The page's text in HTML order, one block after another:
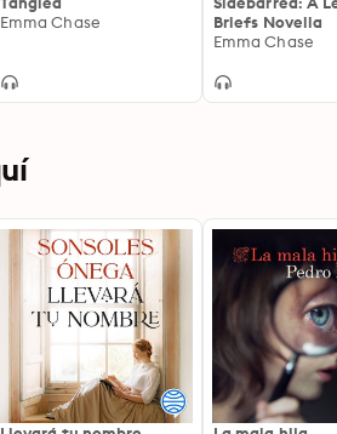
Emma Chase
Briefs Novella
Emma Chase